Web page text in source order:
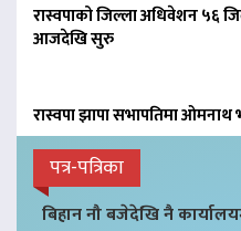
रास्वपाको जिल्ला अधिवेशन ५६
आजदेखि सुरु
रास्वपा झापा सभापतिमा ओमनाथ
पत्र-पत्रिका
बिहान नौ बजेदेखि नै